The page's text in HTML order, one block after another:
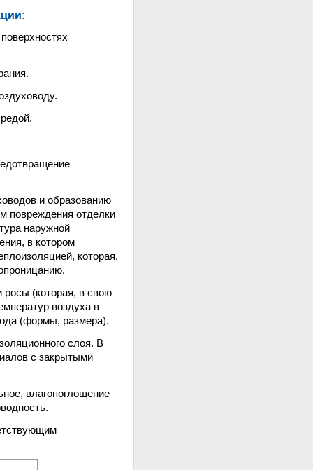
и образованию
повреждения отделки
наружной
в котором
которая,
росы (которая, в свою
воздуха в
(формы, размера).
слоя. В
с закрытыми
влагопоглощение